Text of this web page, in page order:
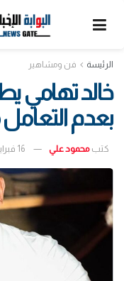
الرئيسة فن ومشاهير
خالد تهامي
بعدم
كتب محمود علي 16 فبراير 2022 - 7:31 مساءً